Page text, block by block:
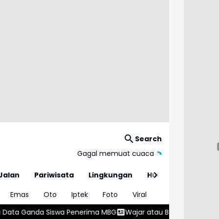
Search
Gagal memuat cuaca
Pariwisata Lingkungan
Hukum
Emas
Oto Iptek Foto
Viral
MBG
Wajar atau Bahaya? , Kenali 5 Penyebab Gumoh pada